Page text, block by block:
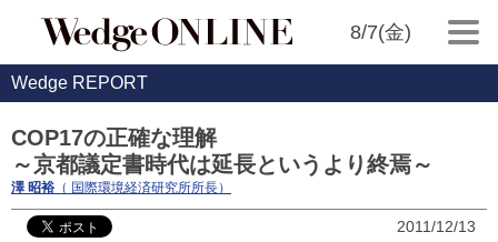
8/7(金)
Wedge REPORT
COP17の正確な理解
～京都議定書時代は延長というより終焉～
澤 昭裕 （ 国際環境経済研究所所長）
2011/12/13